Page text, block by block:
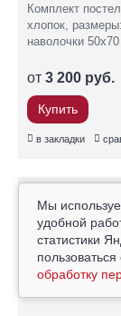
Комплект
хлопок,
наволочки 50х70
от 3 200 руб.
Купить
в закладки
Мы
удобной
статистики
обработку